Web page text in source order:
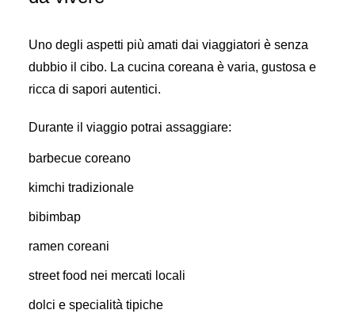
Uno degli aspetti più amati dai viaggiatori è senza
dubbio il cibo. La cucina coreana è varia, gustosa e
ricca di sapori autentici.
Durante il viaggio potrai assaggiare:
barbecue coreano
kimchi tradizionale
bibimbap
ramen coreani
street food nei mercati locali
dolci e specialità tipiche